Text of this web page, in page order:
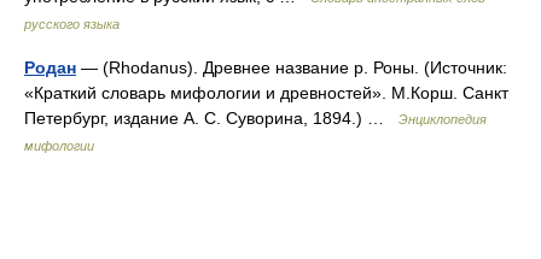
русского языка
Родан — (Rhodanus). Древнее название р. Роны. (Источник:
«Краткий словарь мифологии и древностей». М.Корш. Санкт
Петербург, издание А. С. Суворина, 1894.) …
Энциклопедия
мифологии